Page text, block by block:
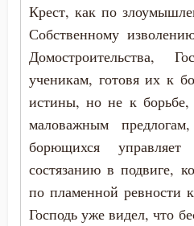
Любовь Божия
Любомудрие
Месть
Молитва
Мудрость
Лев Великий
Лука (Войно-Ясенецкий)
Макарий Великий
Макарий Оптинский
Максим Грек
Крест, как по
Собственному
Домостроительства,
ученикам, готовя их к
истины, но не к
маловажным
борющихся
состязанию в подвиге,
по пламенной ревности
Господь уже видел, что